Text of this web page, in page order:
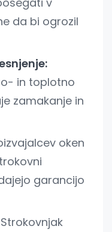
da bi ogrozil
in toplotno
zamakanje in
oken
garancijo
Strokovnjak